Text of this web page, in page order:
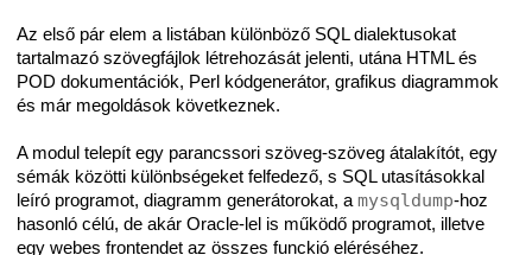
Az első pár elem a listában különböző SQL dialektusokat
tartalmazó szövegfájlok létrehozását jelenti, utána HTML és
POD dokumentációk, Perl kódgenerátor, grafikus diagrammok
és már megoldások következnek.
A modul telepít egy parancssori szöveg-szöveg átalakítót, egy
sémák közötti különbségeket felfedező, s SQL utasításokkal
leíró programot, diagramm generátorokat, a mysqldump-hoz
hasonló célú, de akár Oracle-lel is működő programot, illetve
egy webes frontendet az összes funckió eléréséhez.